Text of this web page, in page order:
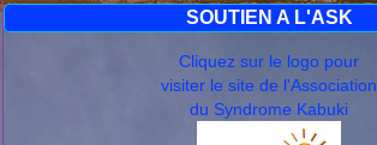
SOUTIEN A L'ASK
Cliquez sur le logo pour
visiter le site de l'Association
du Syndrome Kabuki